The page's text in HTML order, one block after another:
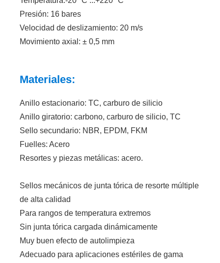
Presión: 16 bares
Velocidad de deslizamiento: 20 m/s
Movimiento axial: ± 0,5 mm
Materiales:
Anillo estacionario: TC, carburo de silicio
Anillo giratorio: carbono, carburo de silicio, TC
Sello secundario: NBR, EPDM, FKM
Fuelles: Acero
Resortes y piezas metálicas: acero.
Sellos mecánicos de junta tórica de resorte múltiple
de alta calidad
Para rangos de temperatura extremos
Sin junta tórica cargada dinámicamente
Muy buen efecto de autolimpieza
Adecuado para aplicaciones estériles de gama